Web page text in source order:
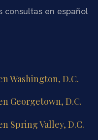
consultas en español
Washington, D.C.
Georgetown, D.C.
Spring Valley, D.C.